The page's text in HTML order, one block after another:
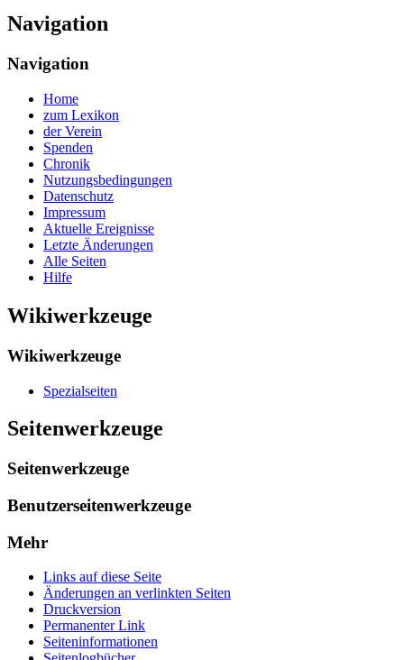
Navigation
Navigation
Home
zum Lexikon
der Verein
Spenden
Chronik
Nutzungsbedingungen
Datenschutz
Impressum
Aktuelle Ereignisse
Letzte Änderungen
Alle Seiten
Hilfe
Wikiwerkzeuge
Wikiwerkzeuge
Spezialseiten
Seitenwerkzeuge
Seitenwerkzeuge
Benutzerseitenwerkzeuge
Mehr
Links auf diese Seite
Änderungen an verlinkten Seiten
Druckversion
Permanenter Link
Seiten­­informationen